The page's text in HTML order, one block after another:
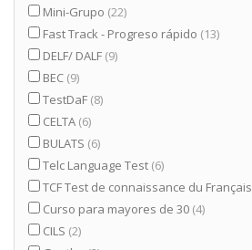
Mini-Grupo (22)
Fast Track - Progreso rápido (13)
DELF/ DALF (9)
BEC (9)
TestDaF (8)
CELTA (6)
BULATS (6)
Telc Language Test (6)
TCF Test de connaissance du Français
Curso para mayores de 30 (4)
CILS (2)